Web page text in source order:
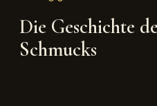
Die Geschichte
Schmucks